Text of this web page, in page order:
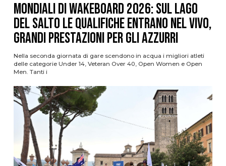
Mondiali di Wakeboard 2026: sul Lago
del Salto le qualifiche entrano nel vivo,
grandi prestazioni per gli azzurri
Nella seconda giornata di gare scendono in acqua i migliori atleti
delle categorie Under 14, Veteran Over 40, Open Women e Open
Men. Tanti i